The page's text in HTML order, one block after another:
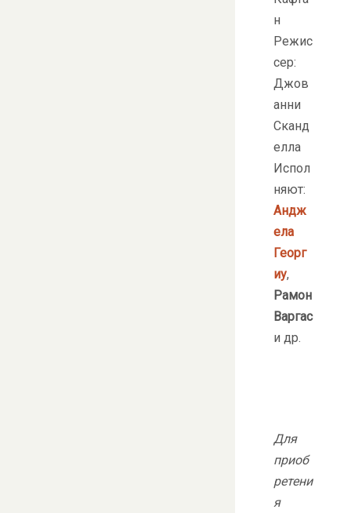
н
Режис
сер:
Джов
анни
Сканд
елла
Испол
няют:
Андж
ела
Георг
иу,
Рамон
Варгас
и др.
Для
приоб
ретени
я